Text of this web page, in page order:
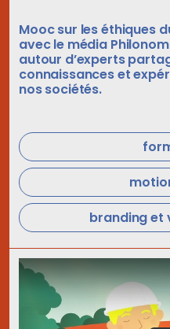
Mooc sur les éthiques
avec le média
autour d’experts
connaissances et
nos sociétés.
branding et